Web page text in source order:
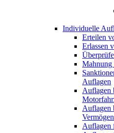
Individuelle
Erteilen
Erlassen
Auflagen
Auflagen
Auflagen
Auflagen